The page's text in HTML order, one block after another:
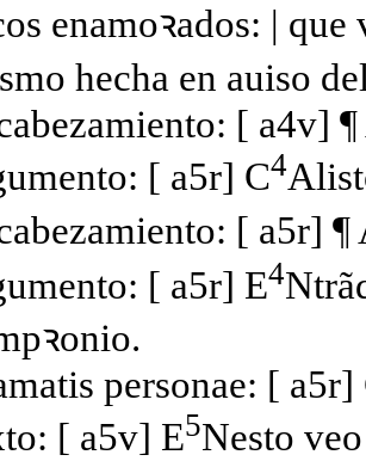
enamoꝛados: |
hecha en auiso
[ a4v]
[ a5r] C4
[ a5r]
[ a5r] E4
personae: [
[ a5v] E5Nesto